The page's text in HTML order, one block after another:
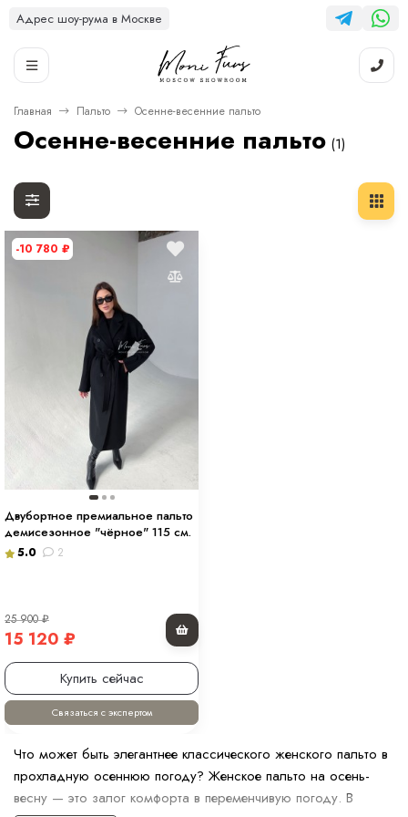
Адрес шоу-рума в Москве
Главная Пальто Осенне-весенние пальто
Осенне-весенние пальто (1)
-10 780 ₽
Двубортное премиальное пальто
демисезонное "чёрное" 115 см.
5.0 2
25 900₽
15 120 ₽
Купить сейчас
Связаться с экспертом
Что может быть элегантнее классического женского пальто в
прохладную осеннюю погоду? Женское пальто на осень-
весну — это залог комфорта в переменчивую погоду. В